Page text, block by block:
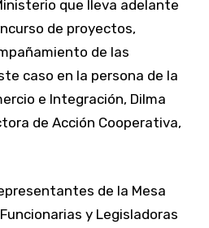
que lleva adelante
de proyectos,
de las
caso en la persona de la
e Integración, Dilma
de Acción Cooperativa,
de la Mesa
y Legisladoras